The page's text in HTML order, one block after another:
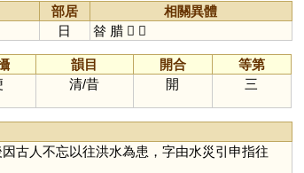
部居
相關異體
日 㫺 腊 𦠪 𦠡
韻目 開合
等第
清/昔 開 三
古人不忘以往洪水為患，字由水災引申指往